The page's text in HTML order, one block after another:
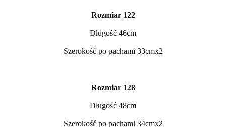
Rozmiar 122
Długość 46cm
Szerokość po pachami 33cmx2
Rozmiar 128
Długość 48cm
Szerokość po pachami 34cmx2